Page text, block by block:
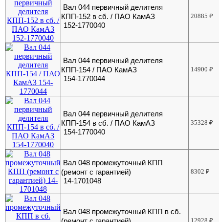
Вал 044 первичный делителя
КПП-152 в сб. / ПАО КамАЗ
152-1770040
20885₽
Вал 044 первичный делителя
КПП-154 / ПАО КамАЗ
154-1770044
14900₽
Вал 044 первичный делителя
КПП-154 в сб. / ПАО КамАЗ
154-1770040
35328₽
Вал 048 промежуточный КПП
(ремонт с гарантией)
14-1701048
8302₽
Вал 048 промежуточный КПП в сб.
12928₽